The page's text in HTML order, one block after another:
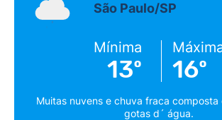
São Paulo/SP
Mínima
13º 16º
Muitas nuvens e chuva fraca composta
gotas d´ água.